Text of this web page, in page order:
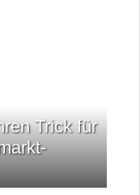
Trick für